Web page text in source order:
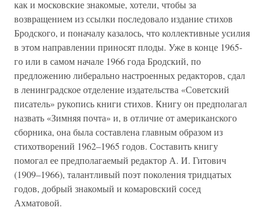
как и московские знакомые, хотели, чтобы за
возвращением из ссылки последовало издание стихов
Бродского, и поначалу казалось, что коллективные усилия
в этом направлении приносят плоды. Уже в конце 1965-
го или в самом начале 1966 года Бродский, по
предложению либерально настроенных редакторов, сдал
в ленинградское отделение издательства «Советский
писатель» рукопись книги стихов. Книгу он предполагал
назвать «Зимняя почта» и, в отличие от американского
сборника, она была составлена главным образом из
стихотворений 1962–1965 годов. Составить книгу
помогал ее предполагаемый редактор А. И. Гитович
(1909–1966), талантливый поэт поколения тридцатых
годов, добрый знакомый и комаровский сосед
Ахматовой.